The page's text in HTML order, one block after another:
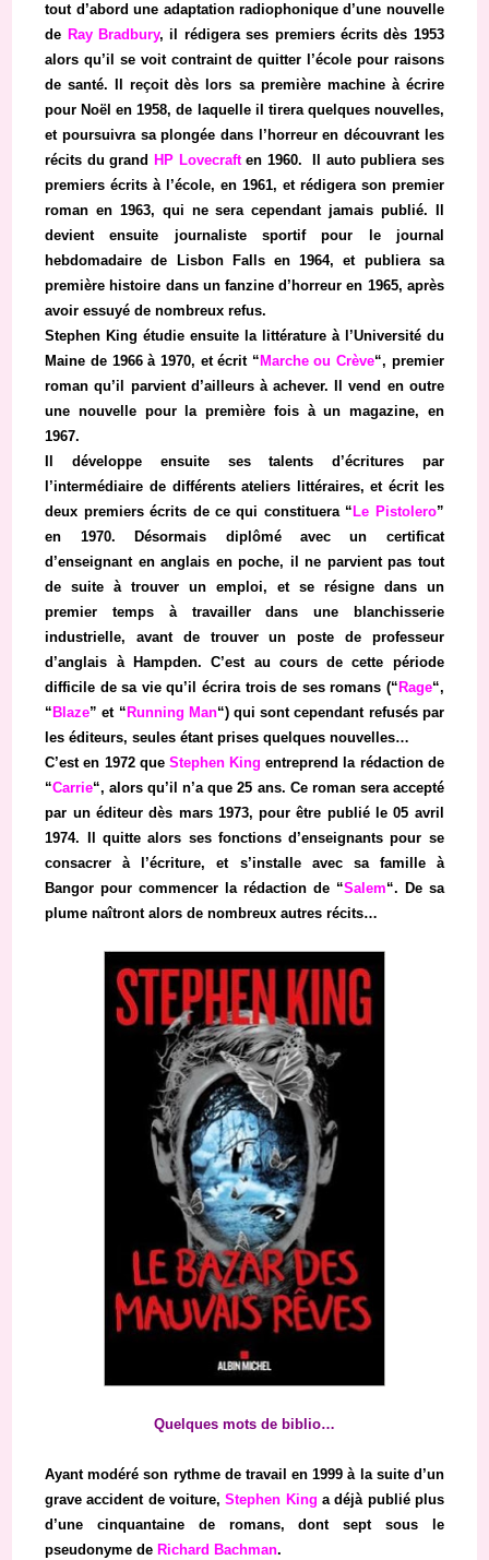
tout d’abord une adaptation radiophonique d’une nouvelle
de Ray Bradbury, il rédigera ses premiers écrits dès 1953
alors qu’il se voit contraint de quitter l’école pour raisons
de santé. Il reçoit dès lors sa première machine à écrire
pour Noël en 1958, de laquelle il tirera quelques nouvelles,
et poursuivra sa plongée dans l’horreur en découvrant les
récits du grand HP Lovecraften 1960. Il auto publiera ses
premiers écrits à l’école, en 1961, et rédigera son premier
roman en 1963, qui ne sera cependant jamais publié. Il
devient ensuite journaliste sportif pour le journal
hebdomadaire de Lisbon Falls en 1964, et publiera sa
première histoire dans un fanzine d’horreur en 1965, après
avoir essuyé de nombreux refus.
Stephen King étudie ensuite la littérature à l’Université du
Maine de 1966 à 1970, et écrit “ Marche ou Crève“, premier
roman qu’il parvient d’ailleurs à achever. Il vend en outre
une nouvelle pour la première fois à un magazine, en
1967.
Il développe ensuite ses talents d’écritures par
l’intermédiaire de différents ateliers littéraires, et écrit les
deux premiers écrits de ce qui constituera “ Le Pistolero”
en 1970. Désormais diplômé avec un certificat
d’enseignant en anglais en poche, il ne parvient pas tout
de suite à trouver un emploi, et se résigne dans un
premier temps à travailler dans une blanchisserie
industrielle, avant de trouver un poste de professeur
d’anglais à Hampden. C’est au cours de cette période
difficile de sa vie qu’il écrira trois de ses romans (“ Rage“,
“ Blaze” et “ Running Man“) qui sont cependant refusés par
les éditeurs, seules étant prises quelques nouvelles…
C’est en 1972 que Stephen King entreprend la rédaction de
“Carrie“, alors qu’il n’a que 25 ans. Ce roman sera accepté
par un éditeur dès mars 1973, pour être publié le 05 avril
1974. Il quitte alors ses fonctions d’enseignants pour se
consacrer à l’écriture, et s’installe avec sa famille à
Bangor pour commencer la rédaction de “Salem“. De sa
plume naîtront alors de nombreux autres récits…
Quelques mots de biblio…
Ayant modéré son rythme de travail en 1999 à la suite d’un
grave accident de voiture,Stephen King a déjà publié plus
d’une cinquantaine de romans, dont sept sous le
pseudonyme deRichard Bachman.